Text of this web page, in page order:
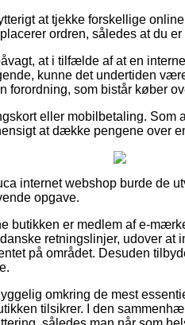
at tjekke forskellige
ordren, således at du
at i tilfælde af at en
kunne det undertiden
forordning, som bistår køber
eller mobilbetaling.
at dække pengene over
internet webshop burde de
opgave.
butikken er medlem af e-
retningslinjer, udover at
på området. Desuden
omkring de mest
tilsikrer. I den